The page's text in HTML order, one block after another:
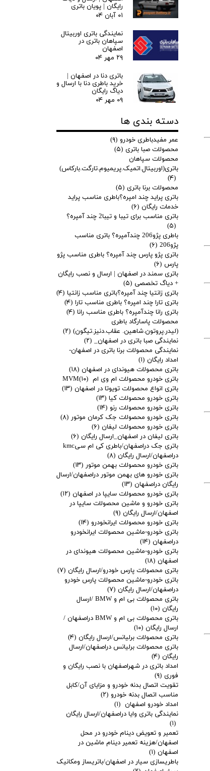
رایگان | پویان باتری
۰۱ آبان ۰۴
نمایندگی باتری اوربیتال
سپاهان باتری در
اصفهان
۲۹ مهر ۰۴
باتری دنا در اصفهان |
خرید باطری دنا با ارسال و
دیاگ رایگان
۰۹ مهر ۰۴
دسته بندی ها
عمر مفیدباطری خودرو (۹)
محصولات صبا باتری (۵)
محصولات سپاهان
باتری(اوربیتال.اتمیک.پریمیوم.تارگت.بارکاس)
(۴)
محصولات برنا باتری (۵)
باتری پراید چند امپره؟باطری مناسب پراید
خدمات رایگان (۶)
باتری مناسب برای تیبا و تیبا2 چند آمپره؟
(۵)
باطری پژو206 چندآمپره؟ باتری مناسب
پژو206
(۶)
باتری پژو پارس چند آمپره؟ باطری مناسب پژو
پارس (۶)
باتری سمند در اصفهان | ارسال و نصب رایگان
+ دیاگ تخصصی (۵)
باتری زانتیا چند آمپره؟باتری مناسب زانتیا (۴)
باتری تارا چند امپره؟ باطری مناسب تارا (۴)
باتری رانا چندآمپره؟ باطری مناسب رانا (۴)
محصولات پاسارگاد باطری
(لیدر.پروتون.شاهین. عقاب.دنیز.تیگون) (۲)
نمایندگی صبا باتری در اصفهان_ (۲)
نمایندگی محصولات برنا باتری در اصفهان-
امداد رایگان (۱)
باتری محصولات هیوندای در اصفهان (۱۸)
باتری خودرو محصولات ام وی ام MVM (۱۰)
باتری انواع محصولات تویوتا در اصفهان (۱۳)
باتری خودرو محصولات کیا (۱۳)
باتری خودرو محصولات رنو (۱۴)
باتری خودرو محصولات جک کرمان موتور (۸)
باتری خودرو محصولات لیفان (۶)
باتری لیفان در اصفهان_ارسال رایگان (۶)
باتری جک دراصفهان/باطری کی ام سیkmc
دراصفهان/ارسال رایگان (۸)
باتری خودرو محصولات بهمن موتور (۱۳)
باتری خودرو های بهمن موتور دراصفهان/ارسال
رایگان دراصفهان (۱۳)
باتری خودرو محصولات سایپا در اصفهان (۱۲)
باتری خودرو و ماشین محصولات سایپا در
اصفهان/ارسال رایگان (۹)
باتری خودرو محصولات ایرانخودرو (۱۴)
باتری خودرو-ماشین محصولات ایرانخودرو
دراصفهان (۱۴)
باتری خودرو-ماشین محصولات هیوندای در
اصفهان (۱۸)
باتری محصولات پارس خودرو/ارسال رایگان (۷)
باتری خودرو-ماشین محصولات پارس خودرو
دراصفهان/ارسال رایگان (۷)
باتری محصولات بی ام و BMW /ارسال
رایگان (۱۰)
باتری محصولات بی ام و BMW دراصفهان /
ارسال رایگان (۱۰)
باتری محصولات برلیانس/ارسال رایگان (۴)
باتری محصولات برلیانس دراصفهان/ارسال
رایگان (۴)
امداد باتری در شهراصفهان با نصب رایگان و
فوری (۹)
تقویت اتصال بدنه خودرو و مزایای آن/کابل
مناسب اتصال بدنه خودرو (۲)
امداد خودرو اصفهان (۱)
نمایندگی باتری وایا دراصفهان/ارسال رایگان
(۱)
تعمیر و تعویض دینام خودرو در محل
اصفهان/هزینه تعمیر دینام ماشین در
اصفهان (۱)
باطریسازی سیار در اصفهان/باتریساز ومکانیک